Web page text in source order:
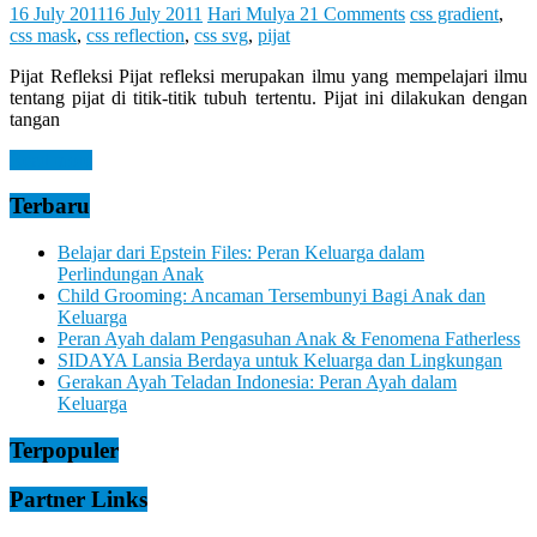
You
Feel
It
16 July 201116 July 2011 Hari Mulya 21 Comments css gradient,
css mask, css reflection, css svg, pijat
Pijat Refleksi Pijat refleksi merupakan ilmu yang mempelajari ilmu
tentang pijat di titik-titik tubuh tertentu. Pijat ini dilakukan dengan
tangan
Terbaru
Belajar dari Epstein Files: Peran Keluarga dalam
Perlindungan Anak
Child Grooming: Ancaman Tersembunyi Bagi Anak dan
Keluarga
Peran Ayah dalam Pengasuhan Anak & Fenomena Fatherless
SIDAYA Lansia Berdaya untuk Keluarga dan Lingkungan
Gerakan Ayah Teladan Indonesia: Peran Ayah dalam
Keluarga
Terpopuler
Partner Links